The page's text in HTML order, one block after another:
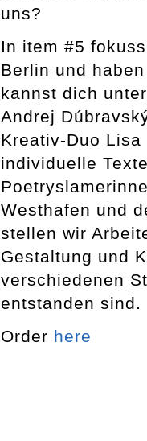
uns?
In item #5
Berlin und
kannst dich
Andrej
Kreativ-Duo
individuelle
Westhafen und
stellen wir
Gestaltung und
verschiedenen
entstanden sind.
Order here